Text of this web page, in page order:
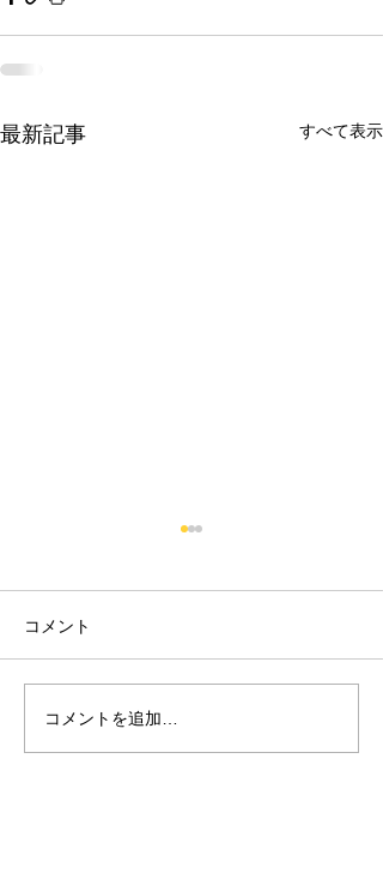
最新記事 すべて表示
2021年あけましておめ
でとうございます。
コメント
コメントを追加…